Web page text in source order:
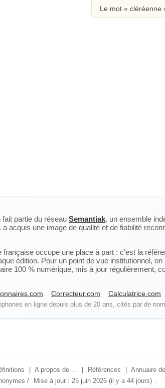
Le mot « cléréenne
fait partie du réseau Semantiak, un ensemble
acquis une image de qualité et de fiabilité
française occupe une place à part : c’est la
édition. Pour un point de vue institutionnel,
100 % numérique, mis à jour régulièrement,
Correcteur.com Calculatrice.com
en ligne depuis plus de 20 ans, cités par de
A propos de ... Références
Annuaire
/ Mise à jour : 25 juin 2026 (il y a 44 jours) .